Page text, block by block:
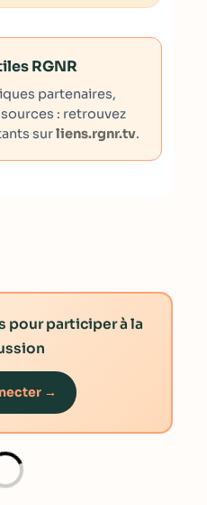
RGNR
partenaires,
: retrouvez
surliens.rgnr.tv.
pour participer à la
→